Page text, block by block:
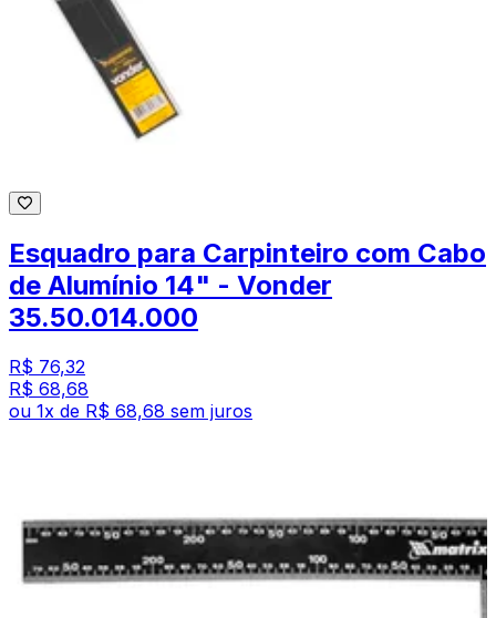
Esquadro para Carpinteiro com Cabo
de Alumínio 14" - Vonder
35.50.014.000
R$ 76,32
R$ 68,68
ou 1x de R$ 68,68 sem juros